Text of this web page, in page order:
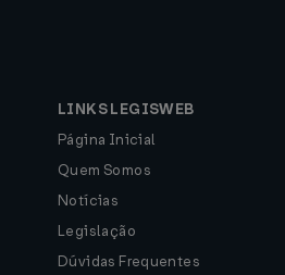
LINKS LEGISWEB
Página Inicial
Quem Somos
Notícias
Legislação
Dúvidas Frequentes